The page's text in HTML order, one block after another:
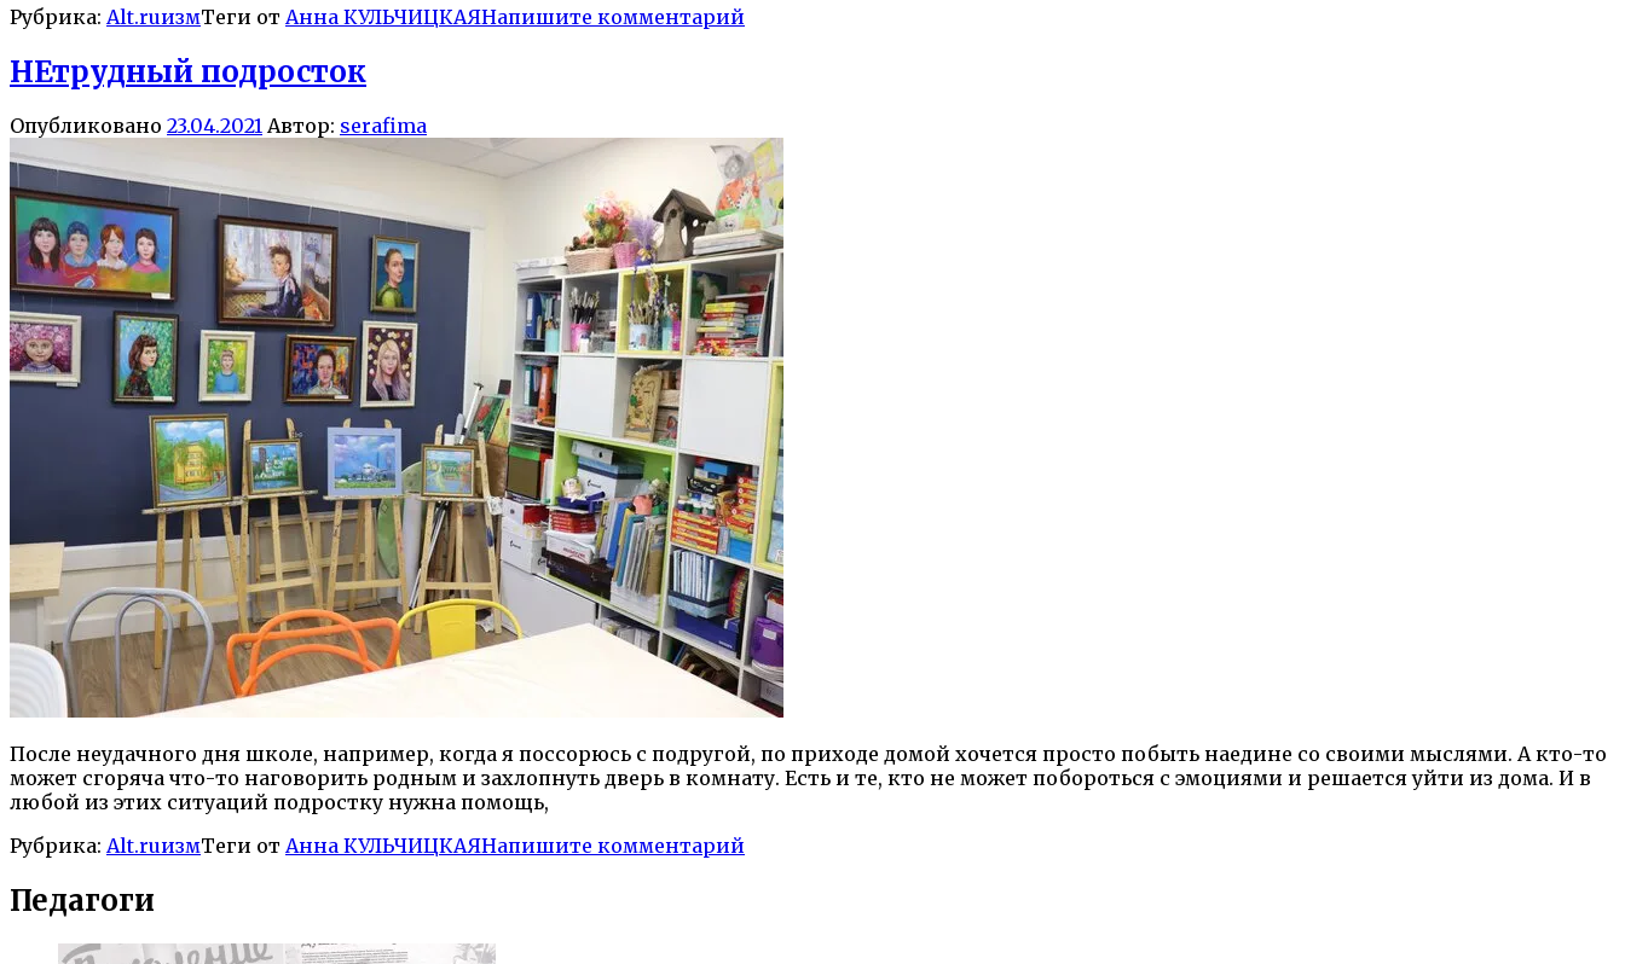
Рубрика: Alt.ruизмТеги от Анна КУЛЬЧИЦКАЯНапишите комментарий
НЕтрудный подросток
Опубликовано 23.04.2021 Автор: serafima
После неудачного дня школе, например, когда я поссорюсь с подругой, по приходе домой хочется просто побыть наедине со своими мыслями. А кто-то
может сгоряча что-то наговорить родным и захлопнуть дверь в комнату. Есть и те, кто не может побороться с эмоциями и решается уйти из дома. И в
любой из этих ситуаций подростку нужна помощь,
Рубрика: Alt.ruизмТеги от Анна КУЛЬЧИЦКАЯНапишите комментарий
Педагоги